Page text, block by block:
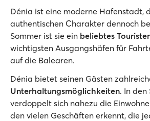
Dénia ist eine moderne Hafenstadt,
authentischen Charakter dennoch
Sommer ist sie ein beliebtes
wichtigsten Ausgangshäfen für
auf die Balearen.
Dénia bietet seinen Gästen
Unterhaltungsmöglichkeiten. In
verdoppelt sich nahezu die
den vielen Geschäften erkennt, die